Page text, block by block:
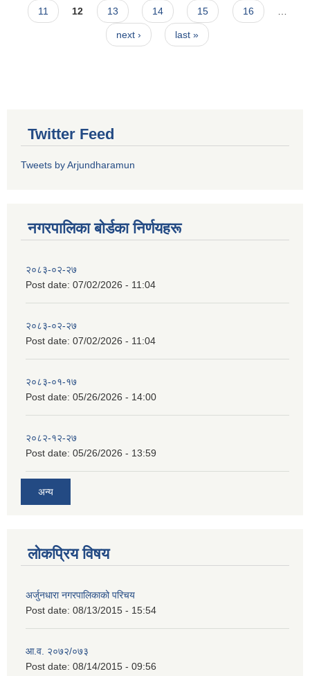
11 12 13 14 15 16 …
next › last »
Twitter Feed
Tweets by Arjundharamun
नगरपालिका बाेर्डका निर्णयहरू
२०८३-०२-२७
Post date: 07/02/2026 - 11:04
२०८३-०२-२७
Post date: 07/02/2026 - 11:04
२०८३-०१-१७
Post date: 05/26/2026 - 14:00
२०८२-१२-२७
Post date: 05/26/2026 - 13:59
अन्य
लोकप्रिय विषय
अर्जुनधारा नगरपालिकाको परिचय
Post date: 08/13/2015 - 15:54
आ.व. २०७२/०७३
Post date: 08/14/2015 - 09:56